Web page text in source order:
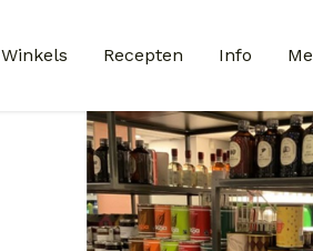
Winkels Recepten Info